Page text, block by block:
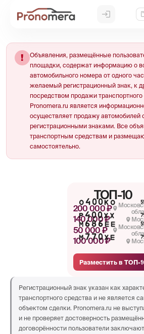
!
Объявления, размещённые
площадки, содержат информацию о
автомобильного номера от одного
желаемый регистрационный знак, к
посредством продажи транспортного
Pronomera.ru является
осуществляет продажу автомобилей
регистрационными знаками. Все
транспортным средствам и
самостоятельно.
Регистрационный знак указан как
транспортного средства и не является
объектом сделки. Pronomera.ru не
и не проверяет достоверность
договорённости пользователи
ТОП-10
О400КО
200 000 ₽
Р400ХХ
140 000 ₽
М686ЕЕ
50 000 ₽
М770ХЕ
100 000 ₽
Разместить в ТОП-